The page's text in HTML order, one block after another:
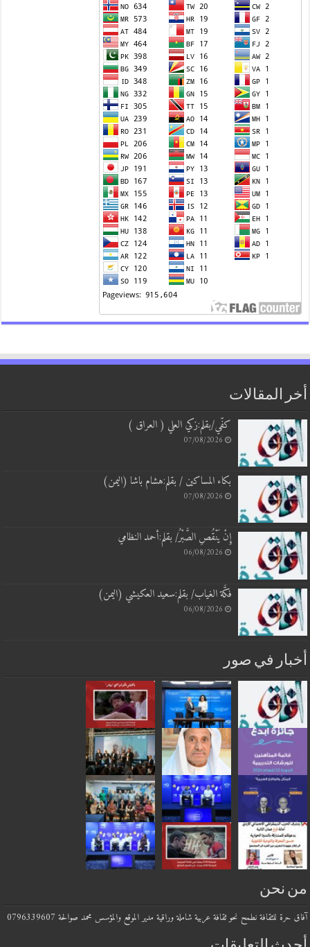
أخر المقالات
كفّي/بقلم:زكي العلي ( العراق )
07/08/2026
بكاء المساكين / بقلم:هشام باشا (اليمن)
07/08/2026
إِنْ يَنْقُصِ الصَّبْرُ/ بقلم:أحمد النظامي
06/08/2026
فكَّة الغياب/ بقلم:سعيد العكيشي (اليمن)
06/08/2026
أخبار في صور
من نحن
آفاق حرة للثقافة نطمح نحو ثقافة عربية شاملة وراقية مدير الموقع والمؤسس محمد صوالحة 0796339607